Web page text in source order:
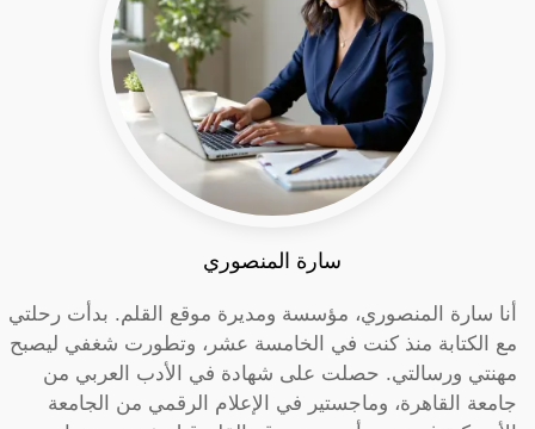
سارة المنصوري
أنا سارة المنصوري، مؤسسة ومديرة موقع القلم. بدأت رحلتي
مع الكتابة منذ كنت في الخامسة عشر، وتطورت شغفي ليصبح
مهنتي ورسالتي. حصلت على شهادة في الأدب العربي من
جامعة القاهرة، وماجستير في الإعلام الرقمي من الجامعة